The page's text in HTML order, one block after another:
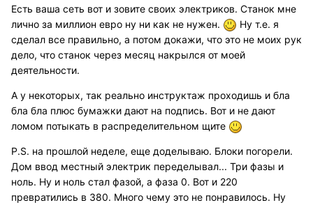
Есть ваша сеть вот и зовите своих электриков. Станок мне
лично за миллион евро ну ни как не нужен.
Ну т.е. я
сделал все правильно, а потом докажи, что это не моих рук
дело, что станок через месяц накрылся от моей
деятельности.
А у некоторых, так реально инструктаж проходишь и бла
бла бла плюс бумажки дают на подпись. Вот и не дают
ломом потыкать в распределительном щите
P.S. на прошлой неделе, еще доделываю. Блоки погорели.
Дом ввод местный электрик переделывал... Три фазы и
ноль. Ну и ноль стал фазой, а фаза 0. Вот и 220
превратились в 380. Много чему это не понравилось. Ну